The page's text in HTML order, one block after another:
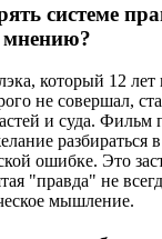
системе
мнению?
который 12 лет
не совершал,
и суда. Фильм
разбираться
ошибке. Это
"правда" не
мышление.